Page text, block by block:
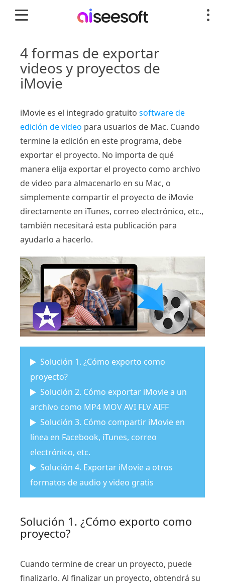
4 formas de exportar
videos y proyectos de
iMovie
iMovie es el integrado gratuito software de
edición de video para usuarios de Mac. Cuando
termine la edición en este programa, debe
exportar el proyecto. No importa de qué
manera elija exportar el proyecto como archivo
de video para almacenarlo en su Mac, o
simplemente compartir el proyecto de iMovie
directamente en iTunes, correo electrónico, etc.,
también necesitará esta publicación para
ayudarlo a hacerlo.
Solución 1. ¿Cómo exporto como
proyecto?
Solución 2. Cómo exportar iMovie a un
archivo como MP4 MOV AVI FLV AIFF
Solución 3. Cómo compartir iMovie en
línea en Facebook, iTunes, correo
electrónico, etc.
Solución 4. Exportar iMovie a otros
formatos de audio y video gratis
Solución 1. ¿Cómo exporto como
proyecto?
Cuando termine de crear un proyecto, puede
finalizarlo. Al finalizar un proyecto, obtendrá su